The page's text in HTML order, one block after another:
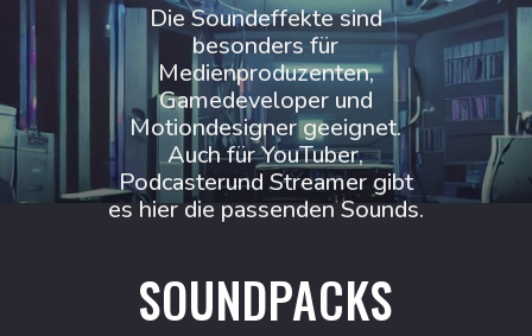
Die Soundeffekte sind
besonders für
Medienproduzenten,
Gamedeveloper und
Motiondesigner geeignet.
Auch für YouTuber,
Podcasterund Streamer gibt
es hier die passenden Sounds.
SOUNDPACKS